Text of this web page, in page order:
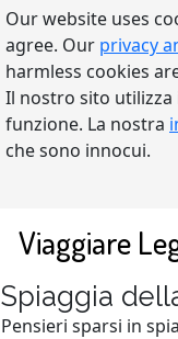
Our website uses
agree. Our privacy
harmless cookies
Il nostro sito utilizza
funzione. La nostra
che sono innocui.
Viaggiare
Spiaggia
Pensieri sparsi in